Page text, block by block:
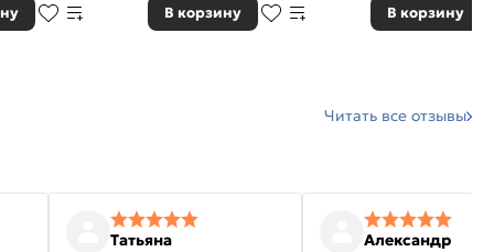
В корзину В корзину
Читать все отзывы
Татьяна Александр